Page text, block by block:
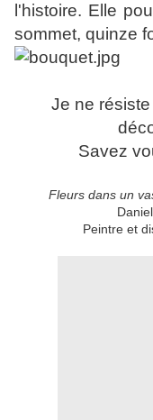
l'histoire. Elle
sommet, quinze
Je ne
Savez
Fleurs dans un
Peintre et